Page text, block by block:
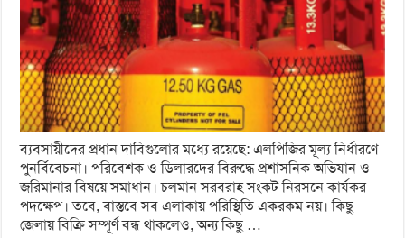
ব্যবসায়ীদের প্রধান দাবিগুলোর মধ্যে রয়েছে: এলপিজির মূল্য নির্ধারণে
পুনর্বিবেচনা। পরিবেশক ও ডিলারদের বিরুদ্ধে প্রশাসনিক অভিযান ও
জরিমানার বিষয়ে সমাধান। চলমান সরবরাহ সংকট নিরসনে কার্যকর
পদক্ষেপ। তবে, বাস্তবে সব এলাকায় পরিস্থিতি একরকম নয়। কিছু
জেলায় বিক্রি সম্পূর্ণ বন্ধ থাকলেও, অন্য কিছু …